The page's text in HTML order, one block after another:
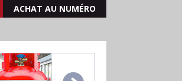
ACHAT AU NUMÉRO